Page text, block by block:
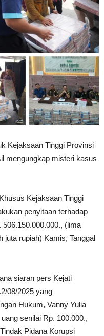
Kejaksaan Tinggi Provinsi
mengungkap misteri kasus
Kejaksaan Tinggi
penyitaan terhadap
(lima
juta rupiah) Kamis, Tanggal
siaran pers Kejati
08/2025 yang
Hukum, Vanny Yulia
senilai Rp. 100.000.,
Pidana Korupsi